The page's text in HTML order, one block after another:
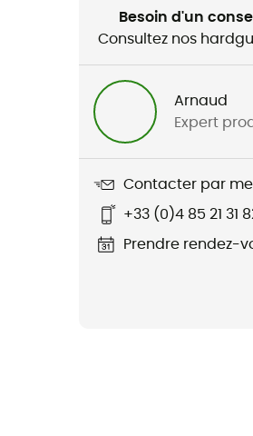
Besoin d'un
Consultez nos
Arnaud
Expert
Contacter par
+33 (0)4 85 21 31
Prendre rendez-